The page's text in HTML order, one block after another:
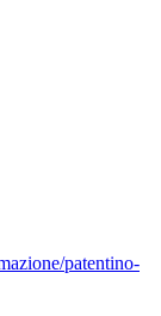
patentino-